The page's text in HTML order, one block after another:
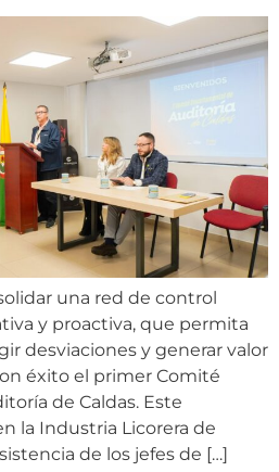
una red de control
y proactiva, que permita
desviaciones y generar valor
éxito el primer Comité
de Caldas. Este
la Industria Licorera de
de los jefes de […]